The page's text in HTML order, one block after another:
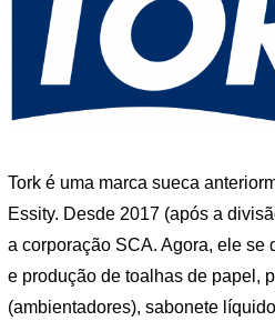
Tork é uma marca sueca
Essity. Desde 2017 (após a
a corporação SCA. Agora, ele se
e produção de toalhas de papel,
(ambientadores), sabonete